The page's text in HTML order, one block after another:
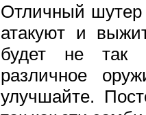
Отличный шутер
атакуют и
будет не так
различное
улучшайте.